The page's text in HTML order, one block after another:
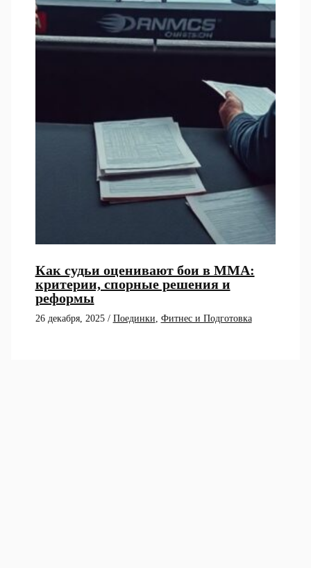
Как судьи оценивают бои в ММА:
критерии, спорные решения и
реформы
26 декабря, 2025 / Поединки, Фитнес и Подготовка